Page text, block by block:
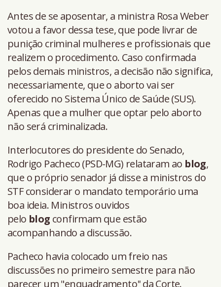
Antes de se aposentar, a ministra Rosa Weber
votou a favor dessa tese, que pode livrar de
punição criminal mulheres e profissionais que
realizem o procedimento. Caso confirmada
pelos demais ministros, a decisão não significa,
necessariamente, que o aborto vai ser
oferecido no Sistema Único de Saúde (SUS).
Apenas que a mulher que optar pelo aborto
não será criminalizada.
Interlocutores do presidente do Senado,
Rodrigo Pacheco (PSD-MG) relataram ao blog,
que o próprio senador já disse a ministros do
STF considerar o mandato temporário uma
boa ideia. Ministros ouvidos
pelo blog confirmam que estão
acompanhando a discussão.
Pacheco havia colocado um freio nas
discussões no primeiro semestre para não
parecer um "enquadramento'' da Corte.